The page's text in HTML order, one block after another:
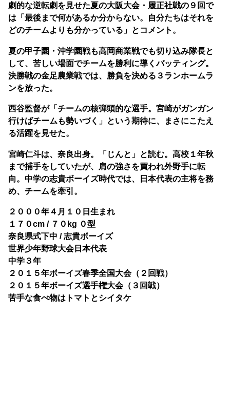
劇的な逆転劇を見せた夏の大阪大会・履正社戦の９回で
は「最後まで何があるか分からない。自分たちはそれを
どのチームよりも分かっている」とコメント。
夏の甲子園・沖学園戦も高岡商業戦でも切り込み隊長と
して、苦しい場面でチームを勝利に導くバッティング。
決勝戦の金足農業戦では、勝負を決める３ランホームラ
ンを放った。
西谷監督が「チームの核弾頭的な選手。宮崎がガンガン
行けばチームも勢いづく」という期待に、まさにこたえ
る活躍を見せた。
宮崎仁斗は、奈良出身。「じんと」と読む。高校１年秋
まで捕手をしていたが、肩の強さを買われ外野手に転
向。中学の志貴ボーイズ時代では、日本代表の主将を務
め、チームを牽引。
２０００年４月１０日生まれ
１７０cm / ７０kg ０型
奈良県式下中 / 志貴ボーイズ
世界少年野球大会日本代表
中学３年
２０１５年ボーイズ春季全国大会（２回戦）
２０１５年ボーイズ選手権大会（３回戦）
苦手な食べ物はトマトとシイタケ